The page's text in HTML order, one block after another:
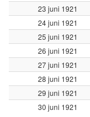
23 juni 1921
24 juni 1921
25 juni 1921
26 juni 1921
27 juni 1921
28 juni 1921
29 juni 1921
30 juni 1921